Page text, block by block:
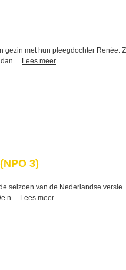
gezin met hun pleegdochter Renée.
... Lees meer
3)
seizoen van de Nederlandse versie
n ... Lees meer